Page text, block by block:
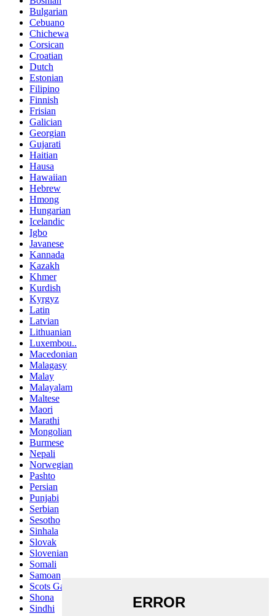
Bulgarian
Cebuano
Chichewa
Corsican
Croatian
Dutch
Estonian
Filipino
Finnish
Frisian
Galician
Georgian
Gujarati
Haitian
Hausa
Hawaiian
Hebrew
Hmong
Hungarian
Icelandic
Igbo
Javanese
Kannada
Kazakh
Khmer
Kurdish
Kyrgyz
Latin
Latvian
Lithuanian
Luxembou..
Macedonian
Malagasy
Malay
Malayalam
Maltese
Maori
Marathi
Mongolian
Burmese
Nepali
Norwegian
Pashto
Persian
Punjabi
Serbian
Sesotho
Sinhala
Slovak
Slovenian
Somali
Samoan
Scots Gaelic
Shona
Sindhi